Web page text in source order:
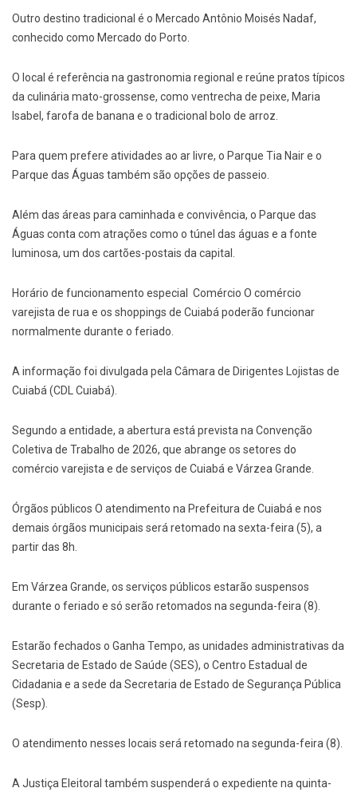
Outro destino tradicional é o Mercado Antônio Moisés Nadaf,
conhecido como Mercado do Porto.
O local é referência na gastronomia regional e reúne pratos típicos
da culinária mato-grossense, como ventrecha de peixe, Maria
Isabel, farofa de banana e o tradicional bolo de arroz.
Para quem prefere atividades ao ar livre, o Parque Tia Nair e o
Parque das Águas também são opções de passeio.
Além das áreas para caminhada e convivência, o Parque das
Águas conta com atrações como o túnel das águas e a fonte
luminosa, um dos cartões-postais da capital.
Horário de funcionamento especial ️ Comércio O comércio
varejista de rua e os shoppings de Cuiabá poderão funcionar
normalmente durante o feriado.
A informação foi divulgada pela Câmara de Dirigentes Lojistas de
Cuiabá (CDL Cuiabá).
Segundo a entidade, a abertura está prevista na Convenção
Coletiva de Trabalho de 2026, que abrange os setores do
comércio varejista e de serviços de Cuiabá e Várzea Grande.
Órgãos públicos O atendimento na Prefeitura de Cuiabá e nos
demais órgãos municipais será retomado na sexta-feira (5), a
partir das 8h.
Em Várzea Grande, os serviços públicos estarão suspensos
durante o feriado e só serão retomados na segunda-feira (8).
Estarão fechados o Ganha Tempo, as unidades administrativas da
Secretaria de Estado de Saúde (SES), o Centro Estadual de
Cidadania e a sede da Secretaria de Estado de Segurança Pública
(Sesp).
O atendimento nesses locais será retomado na segunda-feira (8).
A Justiça Eleitoral também suspenderá o expediente na quinta-